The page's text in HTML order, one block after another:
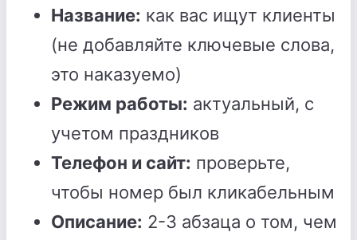
Название: как вас ищут клиенты
(не добавляйте ключевые слова,
это наказуемо)
Режим работы: актуальный, с
учетом праздников
Телефон и сайт: проверьте,
чтобы номер был кликабельным
Описание: 2-3 абзаца о том, чем